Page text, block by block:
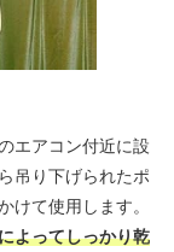
エアコン付近に設
吊り下げられたポ
けて使用します。
よってしっかり乾